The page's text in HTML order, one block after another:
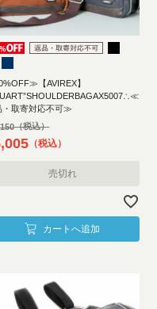
【AVIREX】
・取寄対応不可≫
税込
売切れ
カートへ追加